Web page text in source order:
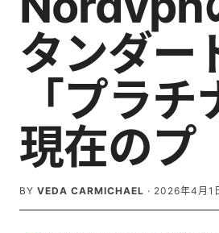
タンダー
「プラチ
現在のプ
BY VEDA CARMICHAEL · 2026年4月1